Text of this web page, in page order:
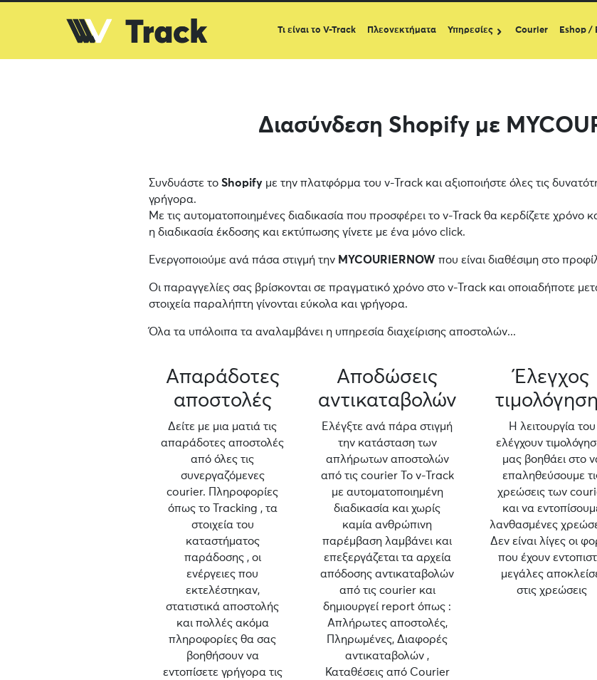
Τι είναι το V-Track Πλεονεκτήματα Υπηρεσίες Courier Eshop /
Διασύνδεση Shopify με
Συνδυάστε το Shopify με την πλατφόρμα του v-Track και αξιοποιήστε όλες τις
γρήγορα.
Με τις αυτοματοποιημένες διαδικασία που προσφέρει το v-Track θα κερδίζετε χρόνο
η διαδικασία έκδοσης και εκτύπωσης γίνετε με ένα μόνο click.
Ενεργοποιούμε ανά πάσα στιγμή την MYCOURIERNOW που είναι διαθέσιμη στο
Οι παραγγελίες σας βρίσκονται σε πραγματικό χρόνο στο v-Track και οποιαδήποτε
στοιχεία παραλήπτη γίνονται εύκολα και γρήγορα.
Όλα τα υπόλοιπα τα αναλαμβάνει η υπηρεσία διαχείρισης αποστολών...
Απαράδοτες
αποστολές
Δείτε με μια ματιά τις
απαράδοτες αποστολές
από όλες τις
συνεργαζόμενες
courier. Πληροφορίες
όπως το Tracking , τα
στοιχεία του
καταστήματος
παράδοσης , οι
ενέργειες που
εκτελέστηκαν,
στατιστικά αποστολής
και πολλές ακόμα
πληροφορίες θα σας
βοηθήσουν να
εντοπίσετε γρήγορα τις
Αποδώσεις
αντικαταβολών
Ελέγξτε ανά πάρα στιγμή
την κατάσταση των
απλήρωτων αποστολών
από τις courier Το v-Track
με αυτοματοποιημένη
διαδικασία και χωρίς
καμία ανθρώπινη
παρέμβαση λαμβάνει και
επεξεργάζεται τα αρχεία
απόδοσης αντικαταβολών
από τις courier και
δημιουργεί report όπως :
Απλήρωτες αποστολές,
Πληρωμένες, Διαφορές
αντικαταβολών ,
Καταθέσεις από Courier
Έλεγχος
Η λειτουργία του
ελέγχουν
μας βοηθάει στο
επαληθεύσουμε
χρεώσεις των
και να
λανθασμένες
Δεν είναι λίγες οι
που έχουν
μεγάλες
στις χρεώσεις